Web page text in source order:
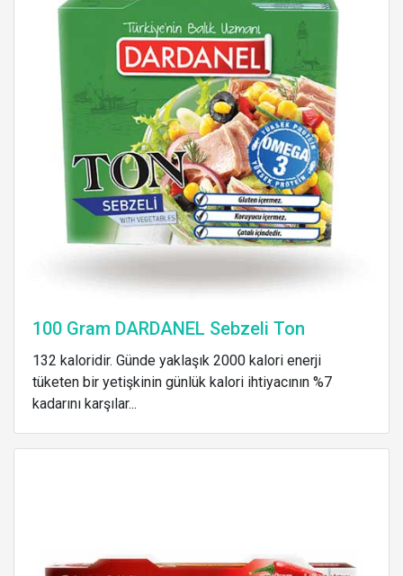
100 Gram DARDANEL Sebzeli Ton
132 kaloridir. Günde yaklaşık 2000 kalori enerji
tüketen bir yetişkinin günlük kalori ihtiyacının %7
kadarını karşılar...